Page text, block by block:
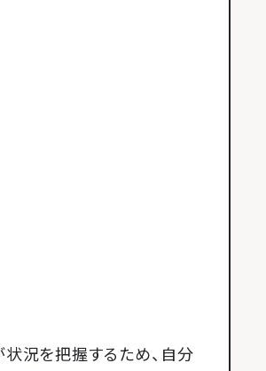
状況を把握するため、自分